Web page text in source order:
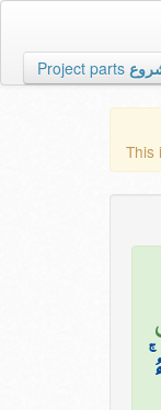
Project parts
This